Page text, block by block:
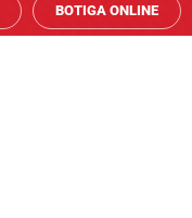
BOTIGA ONLINE